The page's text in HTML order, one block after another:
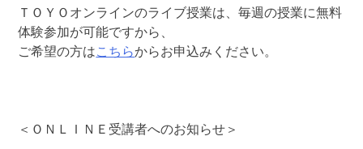
ＴＯＹＯオンラインのライブ授業は、毎週の授業に無料
体験参加が可能ですから、
ご希望の方はこちらからお申込みください。
＜ＯＮＬＩＮＥ受講者へのお知らせ＞